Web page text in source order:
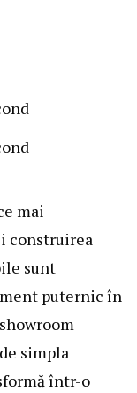
mai
construirea
sunt
puternic în
simpla
într-o